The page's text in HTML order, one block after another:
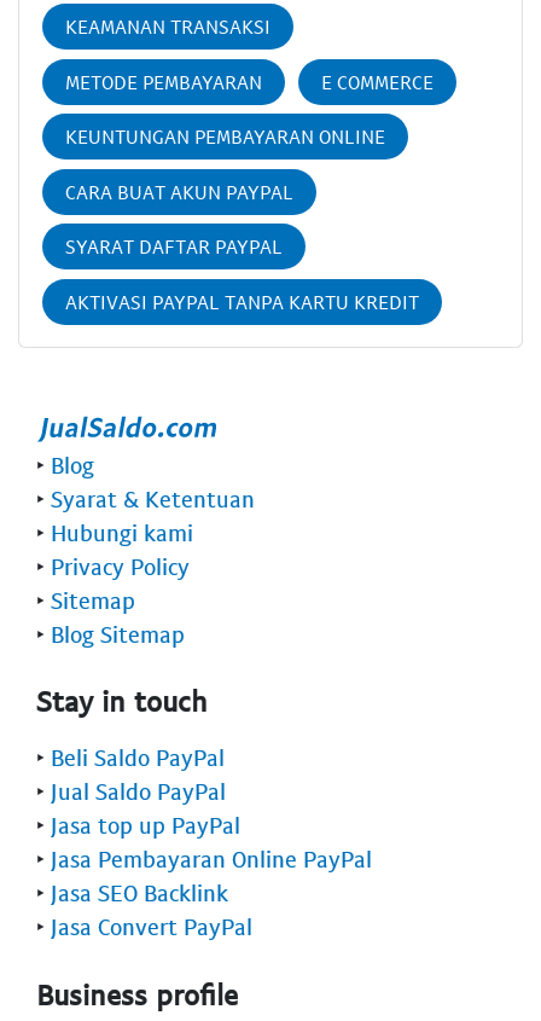
KEAMANAN TRANSAKSI
METODE PEMBAYARAN E COMMERCE
KEUNTUNGAN PEMBAYARAN ONLINE
CARA BUAT AKUN PAYPAL
SYARAT DAFTAR PAYPAL
AKTIVASI PAYPAL TANPA KARTU KREDIT
‣ Blog
‣ Syarat & Ketentuan
‣ Hubungi kami
‣ Privacy Policy
‣ Sitemap
‣ Blog Sitemap
Stay in touch
‣ Beli Saldo PayPal
‣ Jual Saldo PayPal
‣ Jasa top up PayPal
‣ Jasa Pembayaran Online PayPal
‣ Jasa SEO Backlink
‣ Jasa Convert PayPal
Business profile